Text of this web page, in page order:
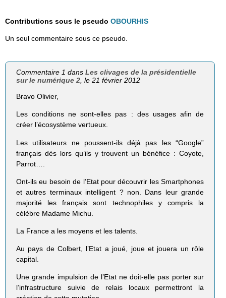
Contributions sous le pseudo OBOURHIS
Un seul commentaire sous ce pseudo.
Commentaire 1 dansLes clivages de la présidentielle
sur le numérique 2, le 21 février 2012
Bravo Olivier,
Les conditions ne sont-elles pas : des usages afin de
créer l’écosystème vertueux.
Les utilisateurs ne poussent-ils déjà pas les “Google”
français dès lors qu’ils y trouvent un bénéfice : Coyote,
Parrot….
Ont-ils eu besoin de l’Etat pour découvrir les Smartphones
et autres terminaux intelligent ? non. Dans leur grande
majorité les français sont technophiles y compris la
célèbre Madame Michu.
La France a les moyens et les talents.
Au pays de Colbert, l’Etat a joué, joue et jouera un rôle
capital.
Une grande impulsion de l’Etat ne doit-elle pas porter sur
l’infrastructure suivie de relais locaux permettront la